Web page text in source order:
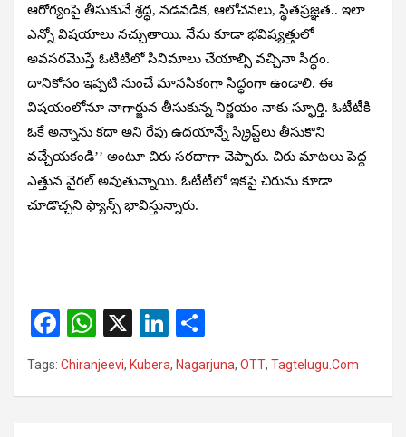
ఆరోగ్యంపై తీసుకునే శ్రద్ధ, నడవడిక, ఆలోచనలు, స్థితప్రజ్ఞత.. ఇలా
ఎన్నో విషయాలు నచ్చుతాయి. నేను కూడా భవిష్యత్తులో
అవసరమొస్తే ఓటీటీలో సినిమాలు చేయాల్సి వచ్చినా సిద్ధం.
దానికోసం ఇప్పటి నుంచే మానసికంగా సిద్ధంగా ఉండాలి. ఈ
విషయంలోనూ నాగార్జున తీసుకున్న నిర్ణయం నాకు స్ఫూర్తి. ఓటీటీకి
ఓకే అన్నాను కదా అని రేపు ఉదయాన్నే స్క్రిప్ట్‌లు తీసుకొని
వచ్చేయకండి’’ అంటూ చిరు సరదాగా చెప్పారు. చిరు మాటలు పెద్ద
ఎత్తున వైరల్ అవుతున్నాయి. ఓటీటీలో ఇకపై చిరును కూడా
చూడొచ్చని ఫ్యాన్స్ భావిస్తున్నారు.
F
a
ce
W
h
at
X
Li
n
ke
h
ar
Tags: Chiranjeevi, Kubera, Nagarjuna, OTT, Tagtelugu.Com